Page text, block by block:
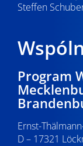
Steffen
Program
Ernst-
D – 17321